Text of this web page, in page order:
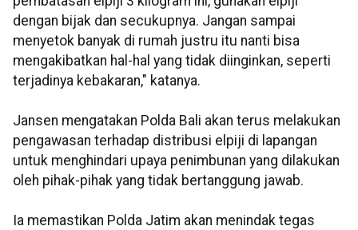
dengan bijak dan secukupnya. Jangan sampai
menyetok banyak di rumah justru itu nanti bisa
mengakibatkan hal-hal yang tidak diinginkan, seperti
terjadinya kebakaran," katanya.
Jansen mengatakan Polda Bali akan terus melakukan
pengawasan terhadap distribusi elpiji di lapangan
untuk menghindari upaya penimbunan yang dilakukan
oleh pihak-pihak yang tidak bertanggung jawab.
Ia memastikan Polda Jatim akan menindak tegas